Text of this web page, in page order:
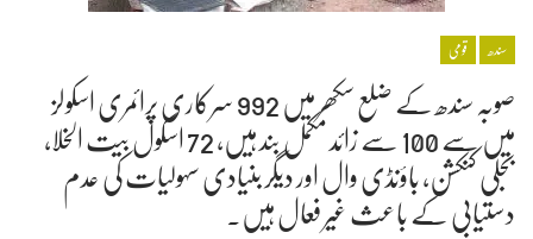
سندھ قومی
صوبہ سندھ کے ضلع سکھر میں 992 سرکاری پرائمری اسکولز
میں سے 100 سے زائد مکمل بند ہیں، 72 اسکول بیت الخلا،
بجلی کنکشن، باؤنڈی وال اور دیگر بنیادی سہولیات کی عدم
دستیابی کے باعث غیر فعال ہیں۔